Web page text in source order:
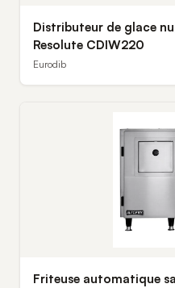
Distributeur de glace
Resolute CDIW220
Eurodib
Friteuse automatique